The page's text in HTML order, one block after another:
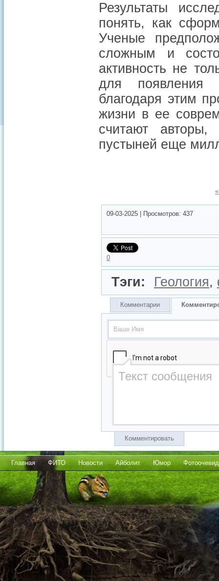
Результаты
понять, как
Ученые
сложным и
активность не
для появления
благодаря этим
жизни в ее
считают
пустыней еще
09-03-2025 Просмотров: 437
0
Тэги: Геология,
Комментарии
Комментировать
Главная ФИТО Новости Айболит Юмор